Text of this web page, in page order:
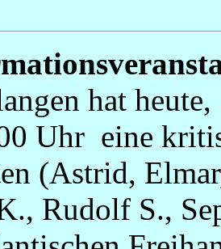
hat
Uhr eine
(Astrid,
Rudolf S.,